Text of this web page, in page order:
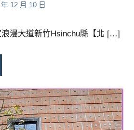
12 月 10 日
漫大道新竹Hsinchu縣【北 […]